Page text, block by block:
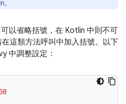
以省略括號，在 Kotlin 中則不可
這類方法呼叫中加入括號。以下
中調整設定：